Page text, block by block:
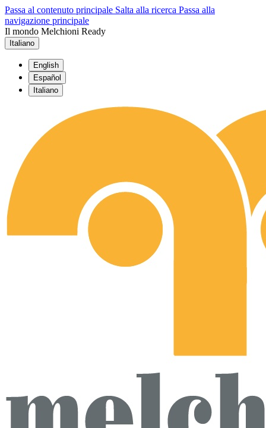
Passa al contenuto principale Salta alla ricerca Passa alla
navigazione principale
Il mondo Melchioni Ready
Italiano
English
Español
Italiano